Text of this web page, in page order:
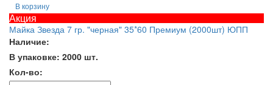
В корзину
Акция
Майка Звезда 7 гр. "черная" 35*60 Премиум (2000шт) ЮПП
Наличие:
В упаковке: 2000 шт.
Кол-во: